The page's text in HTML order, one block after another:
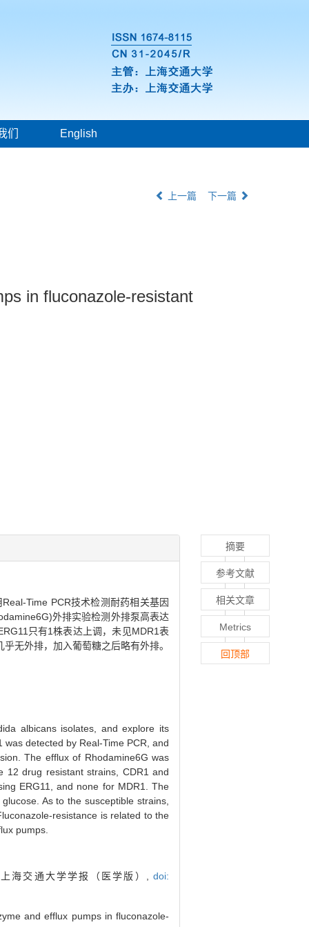
们 English
上一篇 下一篇
in fluconazole-resistant
Real-Time PCR技术检测耐药相关基因
外排实验检测外排泵高表达
只有1株表达上调，未见MDR1表
无外排，加入葡萄糖之后略有外排。
albicans isolates, and explore its
detected by Real-Time PCR, and
The efflux of Rhodamine6G was
12 drug resistant strains, CDR1 and
ERG11, and none for MDR1. The
As to the susceptible strains,
resistance is related to the
pumps.
海交通大学学报（医学版）, doi:
and efflux pumps in fluconazole-
摘要
参考文献
相关文章
Metrics
回顶部